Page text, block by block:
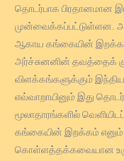
தொடர்பாக பிரதானமான
முன்வைக்கப்பட்டுள்ளன.
ஆகாய கங்கையின்
அர்ச்சுனனின் தவத்தைக்
விளக்கங்களுக்கும்
எவ்வாறாயினும் இது
மூலாதாரங்களில்
கங்கையின் இறக்கம் எனும்
கொள்ளத்தக்கவையான